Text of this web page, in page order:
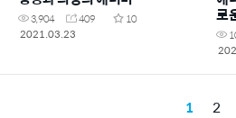
3,904 409
10
2021.03.23
로
1 2